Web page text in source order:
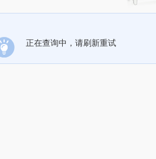
正在查询中，请刷新重试